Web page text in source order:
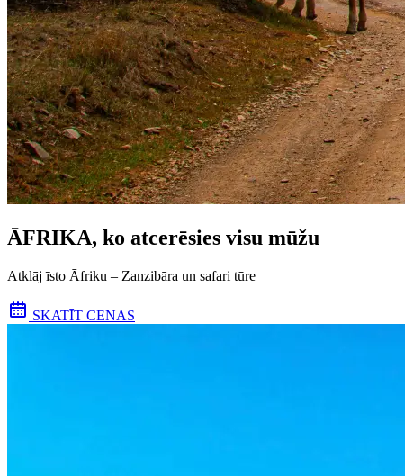
ĀFRIKA, ko atcerēsies visu mūžu
Atklāj īsto Āfriku – Zanzibāra un safari tūre
SKATĪT CENAS